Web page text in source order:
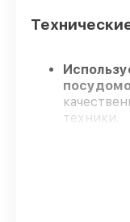
техники.
проходят